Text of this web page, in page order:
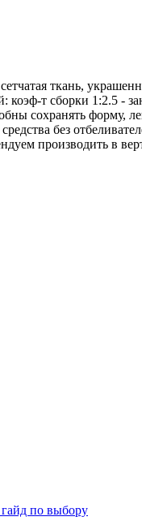
ткань,
коэф-т сборки 1:2.5 -
сохранять форму,
без
производить в
по выбору